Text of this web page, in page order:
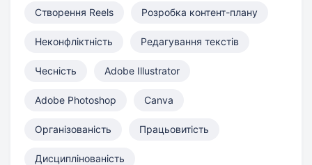
Створення Reels Розробка контент-плану
Неконфліктність Редагування текстів
Чесність Adobe Illustrator
Adobe Photoshop Canva
Організованість Працьовитість
Дисциплінованість